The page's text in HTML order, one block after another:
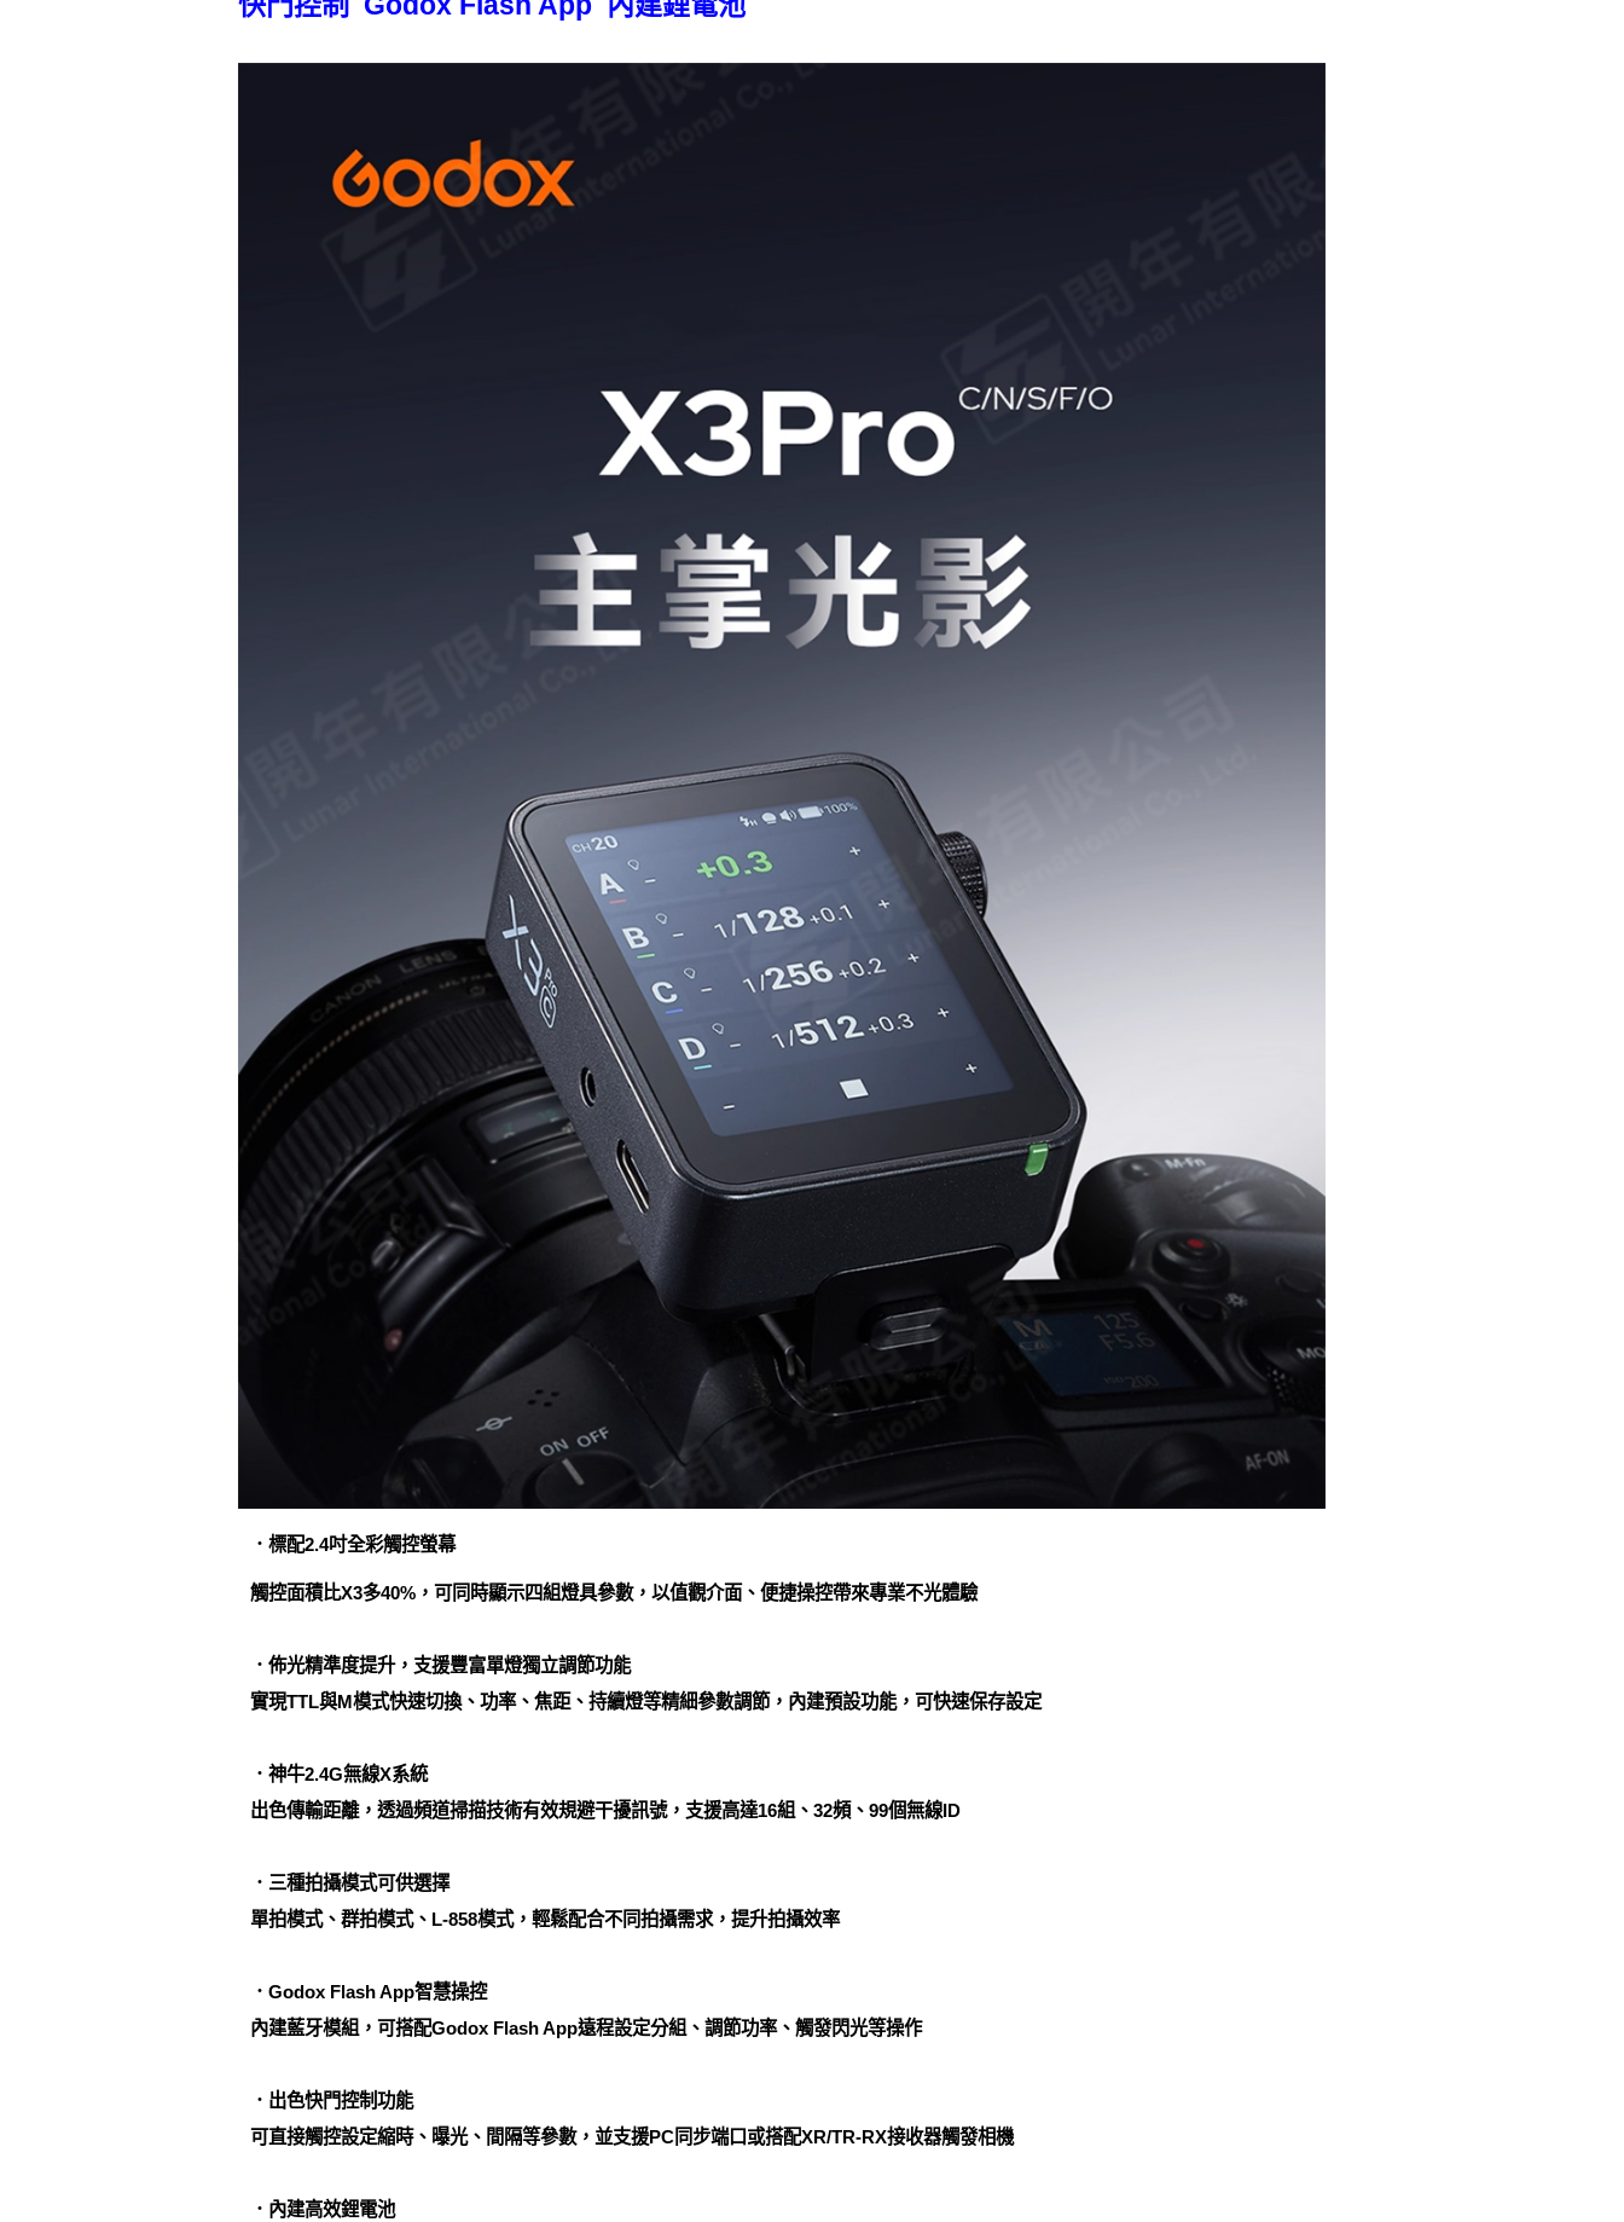
．標配2.4吋全彩觸控螢幕
觸控面積比X3多40%，可同時顯示四組燈具參數，以值觀介面、便捷操控帶來專業不光體驗
．佈光精準度提升，支援豐富單燈獨立調節功能
實現TTL與M模式快速切換、功率、焦距、持續燈等精細參數調節，內建預設功能，可快速保存設定
．神牛2.4G無線X系統
出色傳輸距離，透過頻道掃描技術有效規避干擾訊號，支援高達16組、32頻、99個無線ID
．三種拍攝模式可供選擇
單拍模式、群拍模式、L-858模式，輕鬆配合不同拍攝需求，提升拍攝效率
．Godox Flash App智慧操控
內建藍牙模組，可搭配Godox Flash App遠程設定分組、調節功率、觸發閃光等操作
．出色快門控制功能
可直接觸控設定縮時、曝光、間隔等參數，並支援PC同步端口或搭配XR/TR-RX接收器觸發相機
．內建高效鋰電池